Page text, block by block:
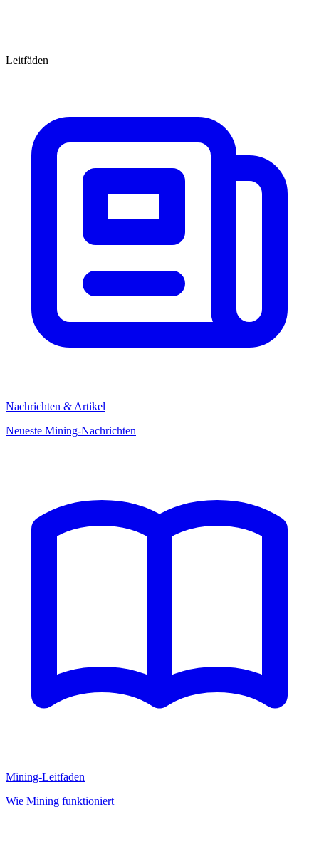
Leitfäden
Nachrichten & Artikel
Neueste Mining-Nachrichten
Mining-Leitfaden
Wie Mining funktioniert